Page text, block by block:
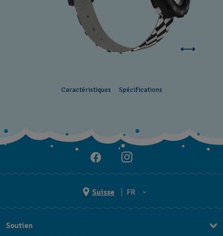
Caractéristiques Spécifications
Suisse
FR
EN
Soutien